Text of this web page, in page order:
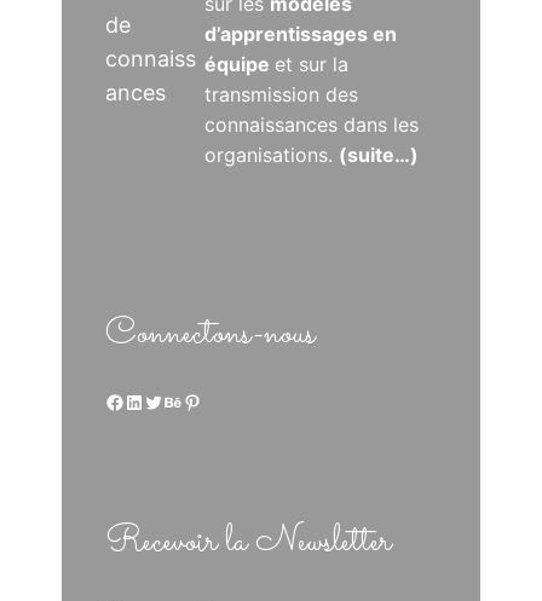
de
connaiss
ances
d’apprentissages en
équipe et sur la
transmission des
connaissances dans les
organisations. (suite…)
Connectons-nous
Facebook LinkedIn Twitter Behance Pinterest
Recevoir la Newsletter